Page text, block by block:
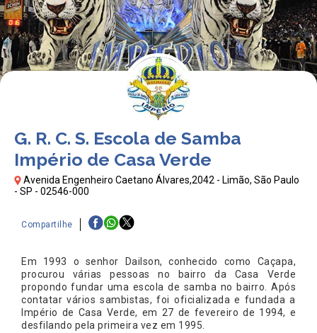
G. R. C. S. Escola de Samba
Império de Casa Verde
Avenida Engenheiro Caetano Álvares,2042 - Limão, São Paulo
- SP - 02546-000
Compartilhe
Em 1993 o senhor Dailson, conhecido como Caçapa,
procurou várias pessoas no bairro da Casa Verde
propondo fundar uma escola de samba no bairro. Após
contatar vários sambistas, foi oficializada e fundada a
Império de Casa Verde, em 27 de fevereiro de 1994, e
desfilando pela primeira vez em 1995.